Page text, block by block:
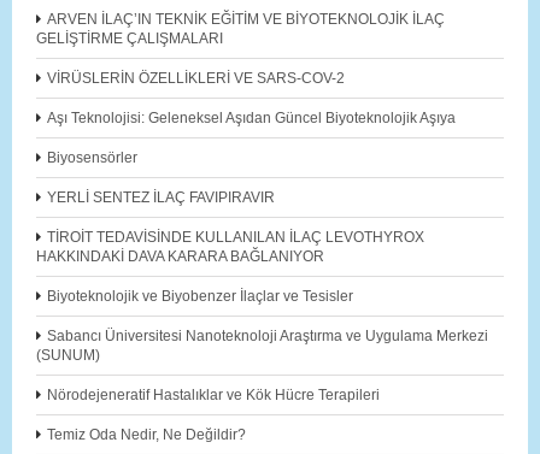
ARVEN İLAÇ’IN TEKNİK EĞİTİM VE BİYOTEKNOLOJİK İLAÇ
GELİŞTİRME ÇALIŞMALARI
VİRÜSLERİN ÖZELLİKLERİ VE SARS-COV-2
Aşı Teknolojisi: Geleneksel Aşıdan Güncel Biyoteknolojik Aşıya
Biyosensörler
YERLİ SENTEZ İLAÇ FAVIPIRAVIR
TİROİT TEDAVİSİNDE KULLANILAN İLAÇ LEVOTHYROX
HAKKINDAKİ DAVA KARARA BAĞLANIYOR
Biyoteknolojik ve Biyobenzer İlaçlar ve Tesisler
Sabancı Üniversitesi Nanoteknoloji Araştırma ve Uygulama Merkezi
(SUNUM)
Nörodejeneratif Hastalıklar ve Kök Hücre Terapileri
Temiz Oda Nedir, Ne Değildir?